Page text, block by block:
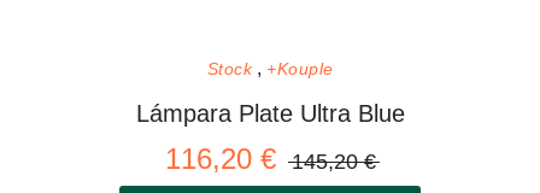
Stock +Kouple
Lámpara Plate Ultra Blue
116,20 € 145,20 €